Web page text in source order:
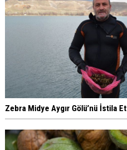
Zebra Midye Aygır Gölü’nü İstila